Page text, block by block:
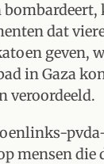
dat
geven,
in Gaza
veroordeeld.
mensen